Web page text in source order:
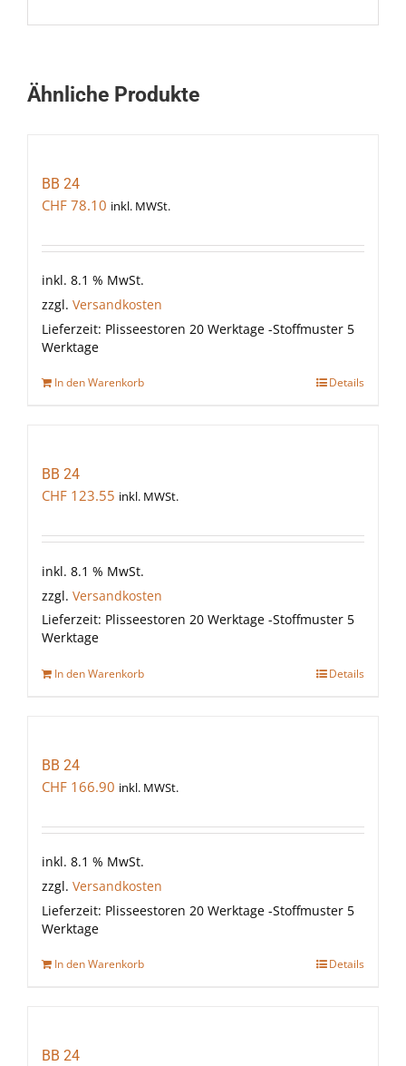
Ähnliche Produkte
BB 24
CHF 78.10 inkl. MWSt.
inkl. 8.1 % MwSt.
zzgl. Versandkosten
Lieferzeit: Plisseestoren 20 Werktage -Stoffmuster 5
Werktage
In den Warenkorb Details
BB 24
CHF 123.55 inkl. MWSt.
inkl. 8.1 % MwSt.
zzgl. Versandkosten
Lieferzeit: Plisseestoren 20 Werktage -Stoffmuster 5
Werktage
In den Warenkorb Details
BB 24
CHF 166.90 inkl. MWSt.
inkl. 8.1 % MwSt.
zzgl. Versandkosten
Lieferzeit: Plisseestoren 20 Werktage -Stoffmuster 5
Werktage
In den Warenkorb Details
BB 24